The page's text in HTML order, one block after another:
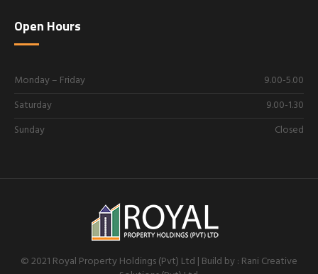
Open Hours
Monday – Friday
9.00-5.00
Saturday
9.00-1.30
Sunday
Closed
© 2021 Royal Property Holdings (Pvt) Ltd | Build by : Rani Creative